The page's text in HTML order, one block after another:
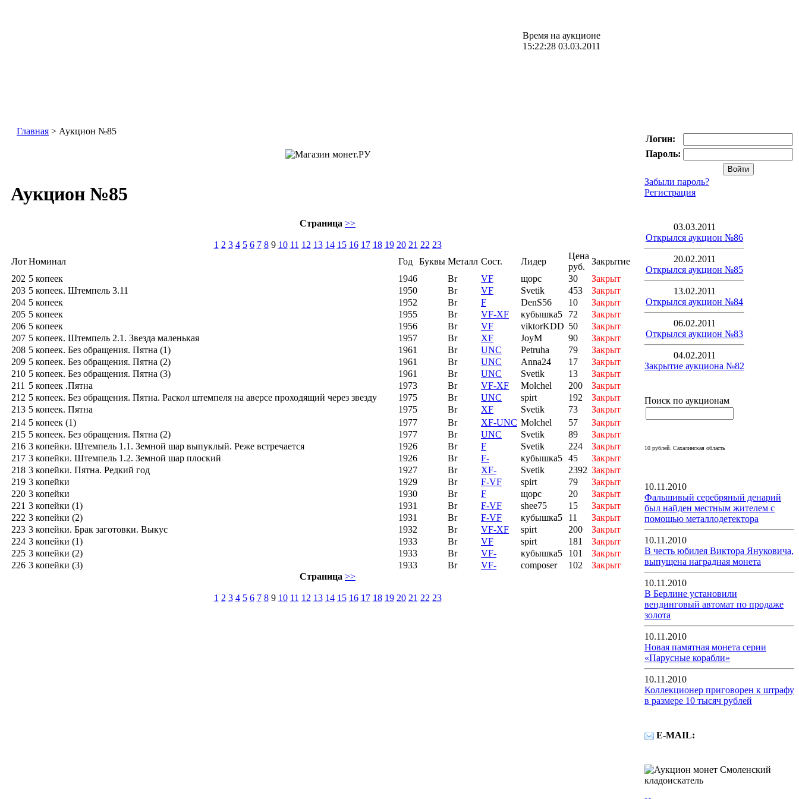
Время на аукционе
15:22:28 03.03.2011
Главная > Аукцион №85
Аукцион №85
Страница >>
1 2 3 4 5 6 7 8 9 10 11 12 13 14 15 16 17 18 19 20 21 22 23
ЛотНоминал Год Буквы Металл Сост. Лидер
Цена
руб.
Закрытие
202 5 копеек 1946 Br VF щорс 30
Закрыт
203 5 копеек. Штемпель 3.11 1950 Br VF Svetik 453
Закрыт
204 5 копеек 1952 Br F DenS56 10
Закрыт
205 5 копеек 1955 Br VF-XF кубышка5 72
Закрыт
206 5 копеек 1956 Br VF viktorKDD 50
Закрыт
207 5 копеек. Штемпель 2.1. Звезда маленькая 1957 Br XF JoyM 90
Закрыт
208 5 копеек. Без обращения. Пятна (1) 1961 Br UNC Petruha 79
Закрыт
209 5 копеек. Без обращения. Пятна (2) 1961 Br UNC Anna24 17
Закрыт
210 5 копеек. Без обращения. Пятна (3) 1961 Br UNC Svetik 13
Закрыт
211 5 копеек .Пятна 1973 Br VF-XF Molchel 200
Закрыт
212 5 копеек. Без обращения. Пятна. Раскол штемпеля на аверсе проходящий через звезду 1975 Br UNC spirt 192
Закрыт
213 5 копеек. Пятна 1975 Br XF Svetik 73
Закрыт
214 5 копеек (1) 1977 Br XF-UNC Molchel 57
Закрыт
215 5 копеек. Без обращения. Пятна (2) 1977 Br UNC Svetik 89
Закрыт
216 3 копейки. Штемпель 1.1. Земной шар выпуклый. Реже встречается 1926 Br F Svetik 224
Закрыт
217 3 копейки. Штемпель 1.2. Земной шар плоский 1926 Br F- кубышка5 45
Закрыт
218 3 копейки. Пятна. Редкий год 1927 Br XF- Svetik 2392 Закрыт
219 3 копейки 1929 Br F-VF spirt 79
Закрыт
220 3 копейки 1930 Br F щорс 20
Закрыт
221 3 копейки (1) 1931 Br F-VF shее75 15
Закрыт
222 3 копейки (2) 1931 Br F-VF кубышка5 11
Закрыт
223 3 копейки. Брак заготовки. Выкус 1932 Br VF-XF spirt 200
Закрыт
224 3 копейки (1) 1933 Br VF spirt 181
Закрыт
225 3 копейки (2) 1933 Br VF- кубышка5 101
Закрыт
226 3 копейки (3) 1933 Br VF- composer 102
Закрыт
Страница >>
1 2 3 4 5 6 7 8 9 10 11 12 13 14 15 16 17 18 19 20 21 22 23
Логин:
Пароль:
Забыли пароль?
Регистрация
03.03.2011
Открылся аукцион №86
20.02.2011
Открылся аукцион №85
13.02.2011
Открылся аукцион №84
06.02.2011
Открылся аукцион №83
04.02.2011
Закрытие аукциона №82
Поиск по аукционам
10 рублей. Сахалинская область
10.11.2010
Фальшивый серебряный денарий
был найден местным жителем с
помощью металлодетектора
10.11.2010
В честь юбилея Виктора Януковича,
выпущена наградная монета
10.11.2010
В Берлине установили
вендинговый автомат по продаже
золота
10.11.2010
Новая памятная монета серии
«Парусные корабли»
10.11.2010
Коллекционер приговорен к штрафу
в размере 10 тысяч рублей
E-MAIL: